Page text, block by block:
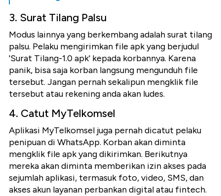
3. Surat Tilang Palsu
Modus lainnya yang berkembang adalah surat tilang
palsu. Pelaku mengirimkan file apk yang berjudul
'Surat Tilang-1.0 apk' kepada korbannya. Karena
panik, bisa saja korban langsung mengunduh file
tersebut. Jangan pernah sekalipun mengklik file
tersebut atau rekening anda akan ludes.
4. Catut MyTelkomsel
Aplikasi MyTelkomsel juga pernah dicatut pelaku
penipuan di WhatsApp. Korban akan diminta
mengklik file apk yang dikirimkan. Berikutnya
mereka akan diminta memberikan izin akses pada
sejumlah aplikasi, termasuk foto, video, SMS, dan
akses akun layanan perbankan digital atau fintech.